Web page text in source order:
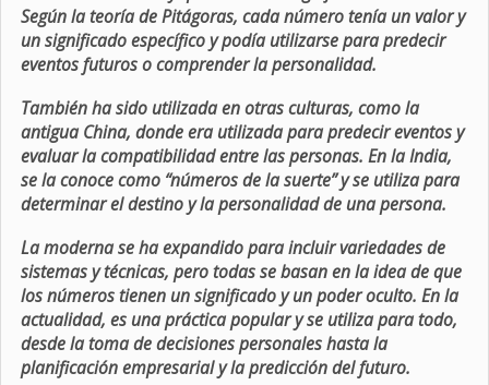
Según la teoría de Pitágoras, cada número tenía un valor y
un significado específico y podía utilizarse para predecir
eventos futuros o comprender la personalidad.
También ha sido utilizada en otras culturas, como la
antigua China, donde era utilizada para predecir eventos y
evaluar la compatibilidad entre las personas. En la India,
se la conoce como “números de la suerte” y se utiliza para
determinar el destino y la personalidad de una persona.
La moderna se ha expandido para incluir variedades de
sistemas y técnicas, pero todas se basan en la idea de que
los números tienen un significado y un poder oculto. En la
actualidad, es una práctica popular y se utiliza para todo,
desde la toma de decisiones personales hasta la
planificación empresarial y la predicción del futuro.